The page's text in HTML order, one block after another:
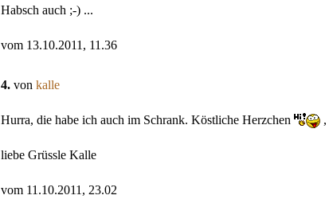
Habsch auch ;-) ...
vom 13.10.2011, 11.36
4. von kalle
Hurra, die habe ich auch im Schrank. Köstliche Herzchen ,
liebe Grüssle Kalle
vom 11.10.2011, 23.02